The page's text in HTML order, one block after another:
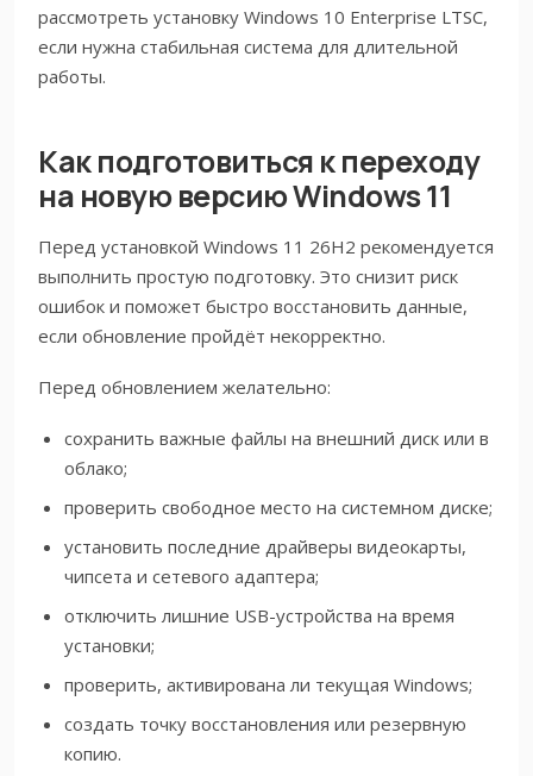
рассмотреть установку Windows 10 Enterprise LTSC,
если нужна стабильная система для длительной
работы.
Как подготовиться к переходу
на новую версию Windows 11
Перед установкой Windows 11 26H2 рекомендуется
выполнить простую подготовку. Это снизит риск
ошибок и поможет быстро восстановить данные,
если обновление пройдёт некорректно.
Перед обновлением желательно:
сохранить важные файлы на внешний диск или в
облако;
проверить свободное место на системном диске;
установить последние драйверы видеокарты,
чипсета и сетевого адаптера;
отключить лишние USB-устройства на время
установки;
проверить, активирована ли текущая Windows;
создать точку восстановления или резервную
копию.